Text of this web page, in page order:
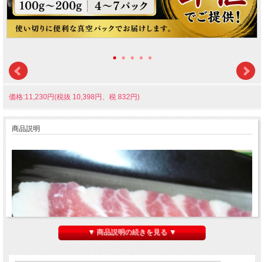
価格:11,230円(税抜 10,398円、税 832円)
商品説明
▼ 商品説明の続きを見る ▼